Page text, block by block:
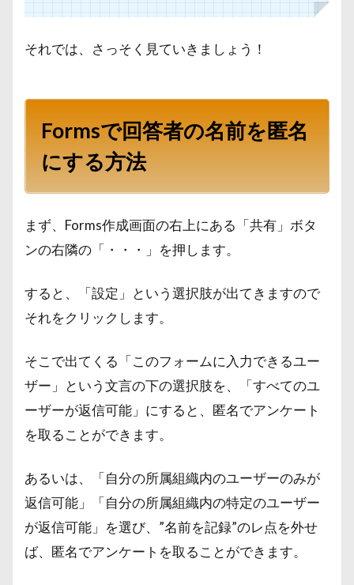
それでは、さっそく見ていきましょう！
Formsで回答者の名前を匿名
にする方法
まず、Forms作成画面の右上にある「共有」ボタ
ンの右隣の「・・・」を押します。
すると、「設定」という選択肢が出てきますので
それをクリックします。
そこで出てくる「このフォームに入力できるユー
ザー」という文言の下の選択肢を、「すべてのユ
ーザーが返信可能」にすると、匿名でアンケート
を取ることができます。
あるいは、「自分の所属組織内のユーザーのみが
返信可能」「自分の所属組織内の特定のユーザー
が返信可能」を選び、”名前を記録”のレ点を外せ
ば、匿名でアンケートを取ることができます。